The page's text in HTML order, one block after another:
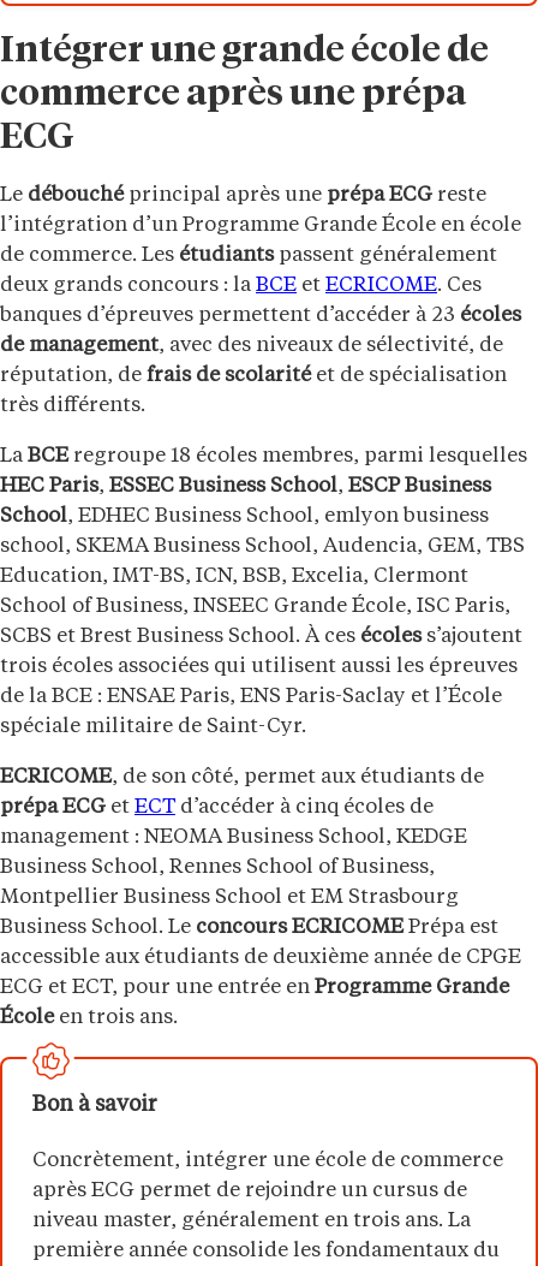
Intégrer une grande école de
commerce après une prépa
ECG
Le débouchéprincipal après une prépa ECG reste
l’intégration d’un Programme Grande École en école
de commerce. Les étudiantspassent généralement
deux grands concours : la BCE et ECRICOME. Ces
banques d’épreuves permettent d’accéder à 23 écoles
de management, avec des niveaux de sélectivité, de
réputation, de frais de scolaritéet de spécialisation
très différents.
La BCEregroupe 18 écoles membres, parmi lesquelles
HEC Paris, ESSEC Business School, ESCP Business
School, EDHEC Business School, emlyon business
school, SKEMA Business School, Audencia, GEM, TBS
Education, IMT-BS, ICN, BSB, Excelia, Clermont
School of Business, INSEEC Grande École, ISC Paris,
SCBS et Brest Business School. À ces écoless’ajoutent
trois écoles associées qui utilisent aussi les épreuves
de la BCE : ENSAE Paris, ENS Paris-Saclay et l’École
spéciale militaire de Saint-Cyr.
ECRICOME, de son côté, permet aux étudiants de
prépa ECG et ECTd’accéder à cinq écoles de
management : NEOMA Business School, KEDGE
Business School, Rennes School of Business,
Montpellier Business School et EM Strasbourg
Business School. Le concours ECRICOMEPrépa est
accessible aux étudiants de deuxième année de CPGE
ECG et ECT, pour une entrée en Programme Grande
Écoleen trois ans.
Bon à savoir
Concrètement, intégrer une école de commerce
après ECG permet de rejoindre un cursus de
niveau master, généralement en trois ans. La
première année consolide les fondamentaux du